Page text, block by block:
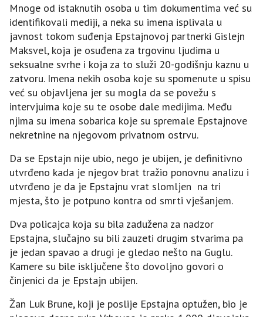
Mnoge od istaknutih osoba u tim dokumentima već su
identifikovali mediji, a neka su imena isplivala u
javnost tokom suđenja Epstajnovoj partnerki Gislejn
Maksvel, koja je osuđena za trgovinu ljudima u
seksualne svrhe i koja za to služi 20-godišnju kaznu u
zatvoru. Imena nekih osoba koje su spomenute u spisu
već su objavljena jer su mogla da se povežu s
intervjuima koje su te osobe dale medijima. Među
njima su imena sobarica koje su spremale Epstajnove
nekretnine na njegovom privatnom ostrvu.
Da se Epstajn nije ubio, nego je ubijen, je definitivno
utvrđeno kada je njegov brat tražio ponovnu analizu i
utvrđeno je da je Epstajnu vrat slomljen na tri
mjesta, što je potpuno kontra od smrti vješanjem.
Dva policajca koja su bila zadužena za nadzor
Epstajna, slučajno su bili zauzeti drugim stvarima pa
je jedan spavao a drugi je gledao nešto na Guglu.
Kamere su bile isključene što dovoljno govori o
činjenici da je Epstajn ubijen.
Žan Luk Brune, koji je poslije Epstajna optužen, bio je